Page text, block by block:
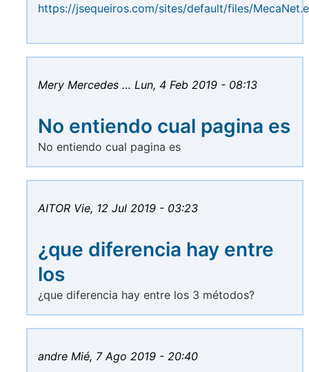
https://jsequeiros.com/sites/default/files/
Mery Mercedes … Lun, 4 Feb 2019 - 08:13
No entiendo cual pagina es
No entiendo cual pagina es
AITOR Vie, 12 Jul 2019 - 03:23
¿que diferencia hay entre
los
¿que diferencia hay entre los 3 métodos?
andre Mié, 7 Ago 2019 - 20:40